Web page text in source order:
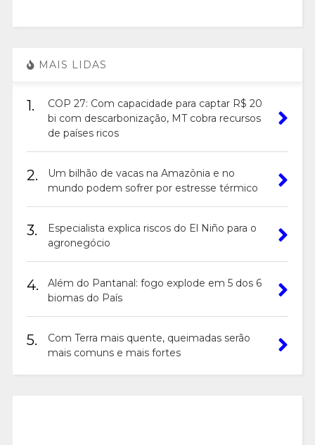
MAIS LIDAS
1.
COP 27: Com capacidade para captar R$ 20
bi com descarbonização, MT cobra recursos
de países ricos
2.
Um bilhão de vacas na Amazônia e no
mundo podem sofrer por estresse térmico
3.
Especialista explica riscos do El Niño para o
agronegócio
4.
Além do Pantanal: fogo explode em 5 dos 6
biomas do País
5.
Com Terra mais quente, queimadas serão
mais comuns e mais fortes